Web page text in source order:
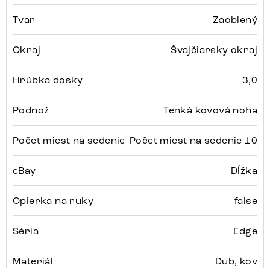
Tvar Zaoblený
Okraj Švajčiarsky okraj
Hrúbka dosky 3,0
Podnož Tenká kovová noha
Počet miest na sedenie Počet miest na sedenie 10
eBay Dĺžka
Opierka na ruky false
Séria Edge
Materiál Dub, kov